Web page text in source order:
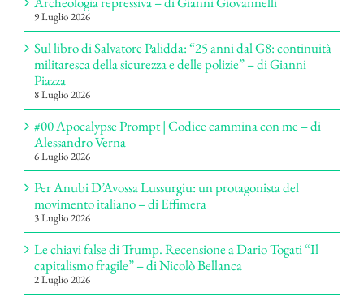
9 Luglio 2026
Sul libro di Salvatore Palidda: “25 anni dal G8: continuità
militaresca della sicurezza e delle polizie” – di Gianni
Piazza
8 Luglio 2026
#00 Apocalypse Prompt | Codice cammina con me – di
Alessandro Verna
6 Luglio 2026
Per Anubi D’Avossa Lussurgiu: un protagonista del
movimento italiano – di Effimera
3 Luglio 2026
Le chiavi false di Trump. Recensione a Dario Togati “Il
capitalismo fragile” – di Nicolò Bellanca
2 Luglio 2026